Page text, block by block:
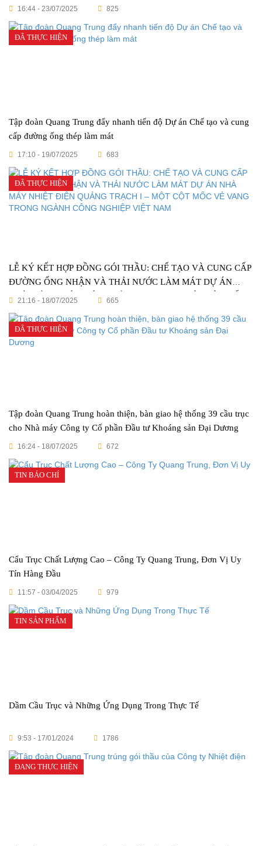
sau 273 ngày
16:44 - 23/07/2025 825
ĐÃ THỰC HIỆN
Tập đoàn Quang Trung đẩy nhanh tiến độ Dự án Chế tạo và cung
cấp đường ống thép làm mát
17:10 - 19/07/2025 683
ĐÃ THỰC HIỆN
LỄ KÝ KẾT HỢP ĐỒNG GÓI THẦU: CHẾ TẠO VÀ CUNG CẤP
ĐƯỜNG ỐNG NHẬN VÀ THẢI NƯỚC LÀM MÁT DỰ ÁN
NHÀ MÁY NHIỆT ĐIỆN QUẢNG TRẠCH I – MỘT CỘT MỐC
21:16 - 18/07/2025 665
ĐÃ THỰC HIỆN
Tập đoàn Quang Trung hoàn thiện, bàn giao hệ thống 39 cầu trục
cho Nhà máy Công ty Cổ phần Đầu tư Khoáng sản Đại Dương
16:24 - 18/07/2025 672
TIN BÁO CHÍ
Cẩu Trục Chất Lượng Cao – Công Ty Quang Trung, Đơn Vị Uy
Tín Hàng Đầu
11:57 - 03/04/2025 979
TIN SẢN PHẨM
Dầm Cầu Trục và Những Ứng Dụng Trong Thực Tế
9:53 - 17/01/2024 1786
ĐANG THỰC HIỆN